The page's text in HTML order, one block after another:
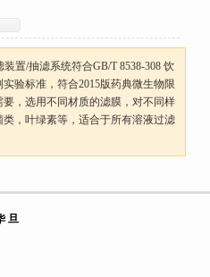
置/抽滤系统符合GB/T 8538-308 饮
验标准，符合2015版药典微生物限
，选用不同材质的滤膜，对不同样
，叶绿素等，适合于所有溶液过滤
旦